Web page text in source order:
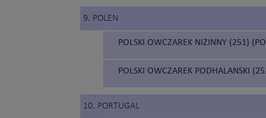
9. POLEN
POLSKI OWCZAREK NIZINNY (251)
POLSKI OWCZAREK PODHALANSKI
10. PORTUGAL